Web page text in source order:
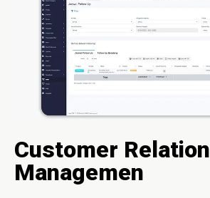
Customer Relation
Managemen